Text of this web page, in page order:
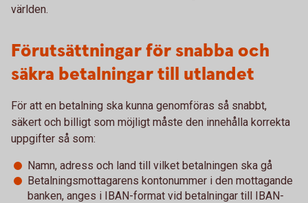
världen.
Förutsättningar för snabba och
säkra betalningar till utlandet
För att en betalning ska kunna genomföras så snabbt,
säkert och billigt som möjligt måste den innehålla korrekta
uppgifter så som:
Namn, adress och land till vilket betalningen ska gå
Betalningsmottagarens kontonummer i den mottagande
banken, anges i IBAN-format vid betalningar till IBAN-